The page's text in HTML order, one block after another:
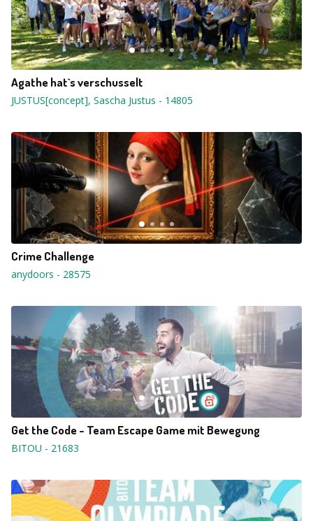
Agathe hat`s verschusselt
JUSTUS[concept], Sascha Justus - 14805
Crime Challenge
anydoors - 28575
Get the Code - Team Escape Game mit Bewegung
BITOU - 21683